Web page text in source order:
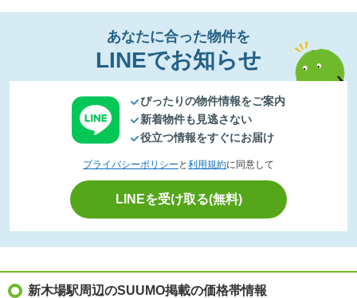
あなたに合った物件を
LINEでお知らせ
ぴったりの物件情報をご案内
新着物件も見逃さない
役立つ情報をすぐにお届け
プライバシーポリシー と 利用規約に同意して
LINEを受け取る(無料)
新木場駅周辺のSUUMO掲載の価格帯情報